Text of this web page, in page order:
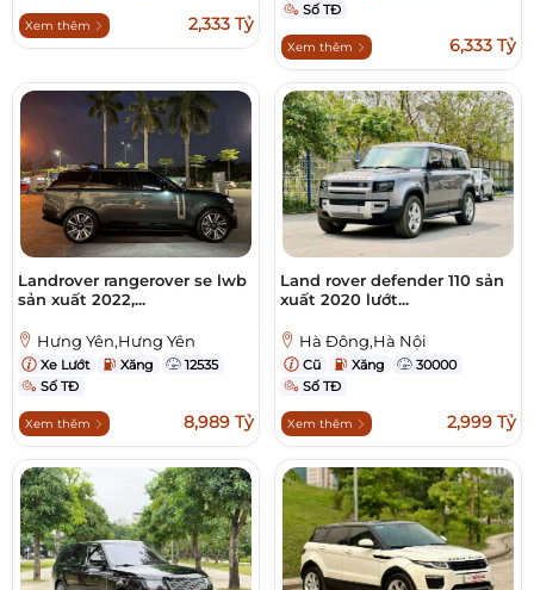
Xem thêm 2,333 Tỷ
Số TĐ
Xem thêm 6,333 Tỷ
Landrover rangerover se lwb
sản xuất 2022,...
Hưng Yên,Hưng Yên
Xe Lướt Xăng
12535
Số TĐ
Xem thêm 8,989 Tỷ
Land rover defender 110 sản
xuất 2020 lướt...
Hà Đông,Hà Nội
Cũ Xăng
30000
Số TĐ
Xem thêm 2,999 Tỷ